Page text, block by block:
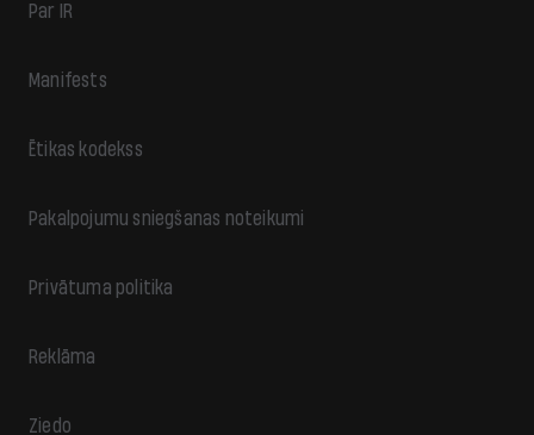
Par IR
Manifests
Ētikas kodekss
Pakalpojumu sniegšanas noteikumi
Privātuma politika
Reklāma
Ziedo